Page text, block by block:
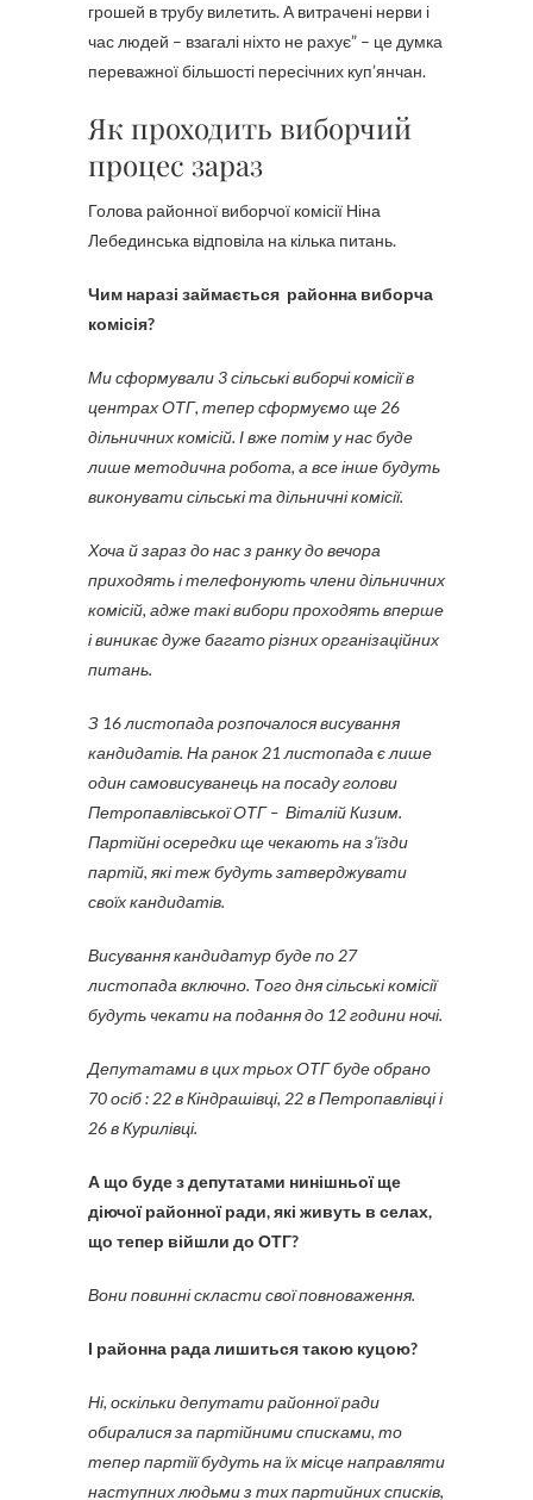
грошей в трубу вилетить. А витрачені нерви і
час людей – взагалі ніхто не рахує” – це думка
переважної більшості пересічних куп’янчан.
Як проходить виборчий
процес зараз
Голова районної виборчої комісії Ніна
Лебединська відповіла на кілька питань.
Чим наразі займається районна виборча
комісія?
Ми сформували 3 сільські виборчі комісії в
центрах ОТГ, тепер сформуємо ще 26
дільничних комісій. І вже потім у нас буде
лише методична робота, а все інше будуть
виконувати сільські та дільничні комісії.
Хоча й зараз до нас з ранку до вечора
приходять і телефонують члени дільничних
комісій, адже такі вибори проходять вперше
і виникає дуже багато різних організаційних
питань.
З 16 листопада розпочалося висування
кандидатів. На ранок 21 листопада є лише
один самовисуванець на посаду голови
Петропавлівської ОТГ – Віталій Кизим.
Партійні осередки ще чекають на з’їзди
партій, які теж будуть затверджувати
своїх кандидатів.
Висування кандидатур буде по 27
листопада включно. Того дня сільські комісії
будуть чекати на подання до 12 години ночі.
Депутатами в цих трьох ОТГ буде обрано
70 осіб : 22 в Кіндрашівці, 22 в Петропавлівці і
26 в Курилівці.
А що буде з депутатами нинішньої ще
діючої районної ради, які живуть в селах,
що тепер війшли до ОТГ?
Вони повинні скласти свої повноваження.
І районна рада лишиться такою куцою?
Ні, оскільки депутати районної ради
обиралися за партійними списками, то
тепер партіїї будуть на їх місце направляти
наступних людьми з тих партийних списків,